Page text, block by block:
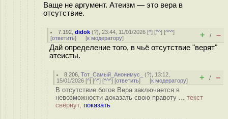
Ваще не аргумент. Атеизм — это вера в
отсутствие.
7.192 ,didok (?), 23:44, 11/01/2026 [^] [^^] [^^^]
[ответить] [к модератору] + / –
Дай определение того, в чьё отсутствие "верят"
атеисты.
8.206 ,Тот_Самый_Анонимус_ (?), 13:12,
15/01/2026 [^] [^^] [^^^] [ответить] [к модератору] + / –
В отсутствие богов Вера заключается в
невозможности доказать свою правоту ... текст
свёрнут, показать